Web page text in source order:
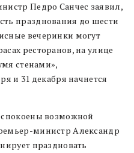
Педро Санчес заявил,
празднования до шести
вечеринки могут
ресторанов, на улице
стенами»,
и 31 декабря начнется
возможной
министр Александр
праздновать